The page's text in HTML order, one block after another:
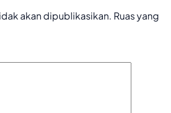
akan dipublikasikan. Ruas yang